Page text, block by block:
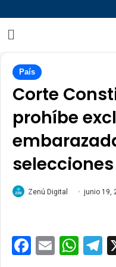
País
Corte
prohíbe
Zenú Digital junio 19,
Email